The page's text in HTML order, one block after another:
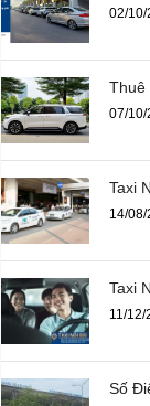
02/10/
Thuê
07/10/
Taxi
14/
Taxi
11/12/
Số